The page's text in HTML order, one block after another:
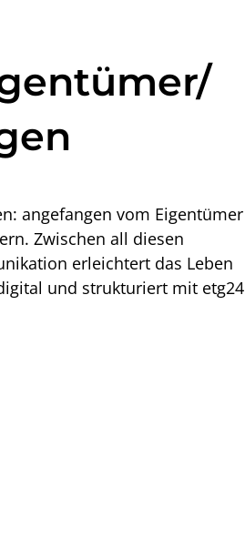
angefangen vom Eigentümer
Zwischen all diesen
erleichtert das Leben
und strukturiert mit etg24